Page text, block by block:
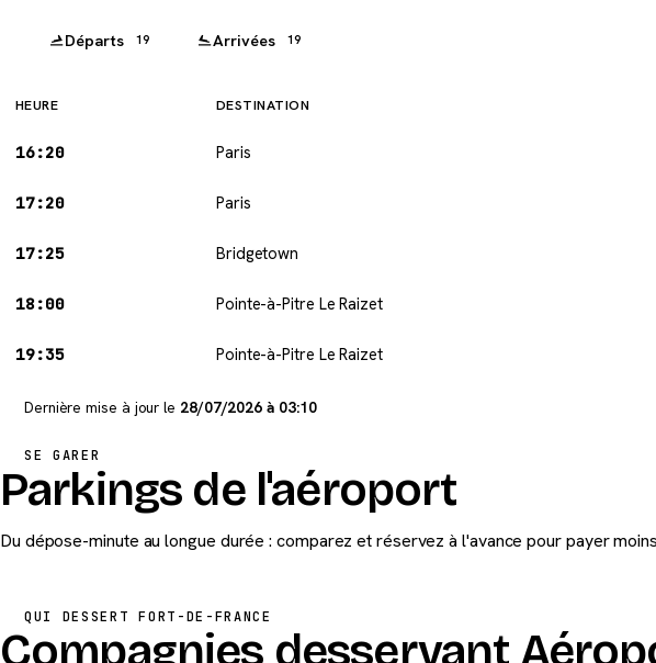
Départs 19 Arrivées 19
HEURE DESTINATION
16:20 Paris
17:20 Paris
17:25 Bridgetown
18:00 Pointe-à-Pitre Le Raizet
19:35 Pointe-à-Pitre Le Raizet
Dernière mise à jour le 28/07/2026 à 03:10
SE GARER
Parkings de l'aéroport
Du dépose-minute au longue durée : comparez et réservez à l'avance pour payer
QUI DESSERT FORT-DE-FRANCE
Compagnies desservant